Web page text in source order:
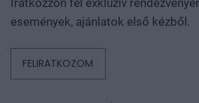
események, ajánlatok első kézből.
FELIRATKOZOM